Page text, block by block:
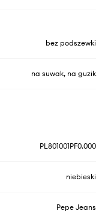
bez podszewki
na suwak, na guzik
PL801001PF0.000
niebieski
Pepe Jeans